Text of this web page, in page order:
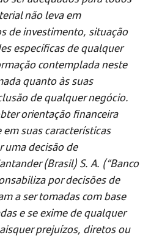
não leva em
de investimento, situação
específicas de qualquer
contemplada neste
quanto às suas
de qualquer negócio.
orientação financeira
suas características
uma decisão de
(Brasil) S. A. (“Banco
por decisões de
a ser tomadas com base
e se exime de qualquer
prejuízos, diretos ou